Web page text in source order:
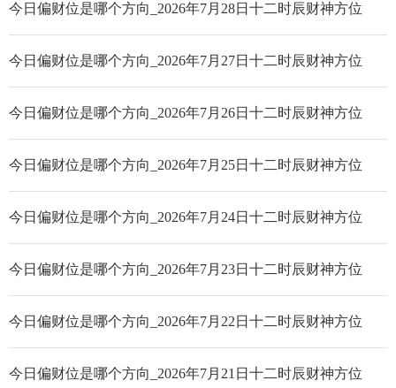
今日偏财位是哪个方向_2026年7月28日十二时辰财神方位
今日偏财位是哪个方向_2026年7月27日十二时辰财神方位
今日偏财位是哪个方向_2026年7月26日十二时辰财神方位
今日偏财位是哪个方向_2026年7月25日十二时辰财神方位
今日偏财位是哪个方向_2026年7月24日十二时辰财神方位
今日偏财位是哪个方向_2026年7月23日十二时辰财神方位
今日偏财位是哪个方向_2026年7月22日十二时辰财神方位
今日偏财位是哪个方向_2026年7月21日十二时辰财神方位